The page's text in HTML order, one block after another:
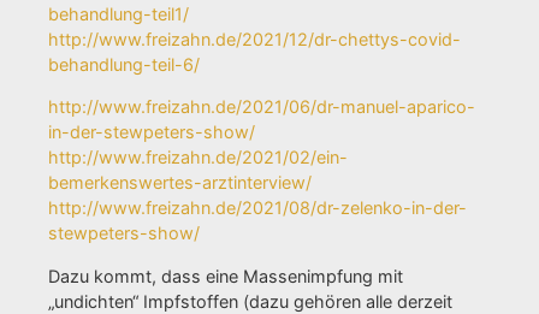
behandlung-teil1/
http://www.freizahn.de/2021/12/dr-chettys-covid-
behandlung-teil-6/
http://www.freizahn.de/2021/06/dr-manuel-aparico-
in-der-stewpeters-show/
http://www.freizahn.de/2021/02/ein-
bemerkenswertes-arztinterview/
http://www.freizahn.de/2021/08/dr-zelenko-in-der-
stewpeters-show/
Dazu kommt, dass eine Massenimpfung mit
„undichten“ Impfstoffen (dazu gehören alle derzeit